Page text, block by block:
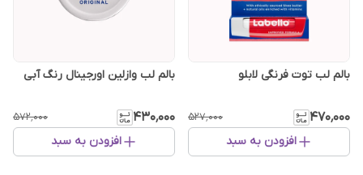
بالم لب توت فرنگی لابلو
۴۷۰٬۰۰۰ ۵۲۷٬۰۰۰
افزودن به سبد
بالم لب وازلین اورجینال رنگ آبی
۴۳۰٬۰۰۰ ۵۷۲٬۰۰۰
افزودن به سبد